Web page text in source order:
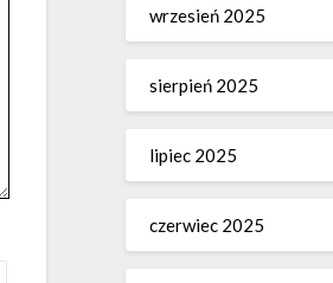
wrzesień 2025
sierpień 2025
lipiec 2025
czerwiec 2025